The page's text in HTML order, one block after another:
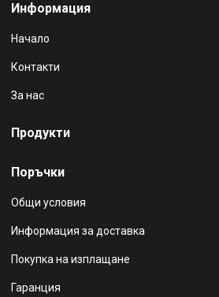
Информация
Начало
Контакти
За нас
Продукти
Поръчки
Общи условия
Информация за доставка
Покупка на изплащане
Гаранция